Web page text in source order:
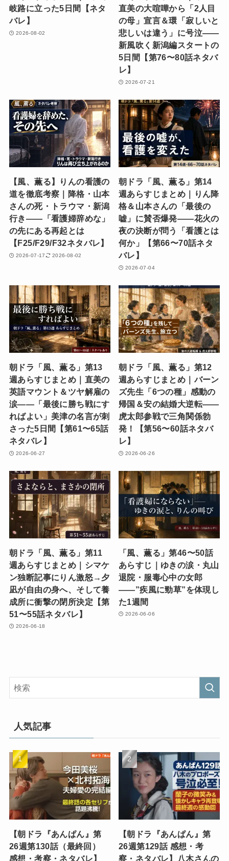
岐路に立った5日間【ネタ
バレ】
2026-08-02
直美の大喧嘩から「2人目
の母」宣言＆環「寂しいと
悲しいは違う」に号泣——
新風吹く新潟編スタートの
5日間【第76〜80話ネタバ
レ】
2026-07-21
【風、薫る】りんの看護の
道を徹底考察｜降格・山本
さんの死・トラウマ・新潟
行き——「看護婦辞めな」
の先にある再起とは
【F25/F29/F32ネタバレ】
2026-07-17 2026-08-02
朝ドラ「風、薫る」第14
週あらすじまとめ｜りん降
格＆山本さんの「最後の
嘘」に賛否爆発——花火の
夜の決断が問う「看護とは
何か」【第66〜70話ネタ
バレ】
2026-07-04
朝ドラ「風、薫る」第13
週あらすじまとめ｜直美の
英語マウント＆ツヤ解雇の
涙——「最後に勝ち戦にす
ればよい」美津の名言が刺
さった5日間【第61〜65話
ネタバレ】
2026-06-27
朝ドラ「風、薫る」第12
週あらすじまとめ｜バーン
ズ先生「6つの種」感動の
帰国＆安の結婚大逆転——
虎太郎参戦で三角関係勃
発！【第56〜60話ネタバ
レ】
2026-06-26
朝ドラ「風、薫る」第11
週あらすじまとめ｜シマケ
ン独断記事にりん激怒→夕
凪が自由の身へ、そして養
成所に衝撃の閉所決定【第
51〜55話ネタバレ】
2026-06-18
「風、薫る」第46〜50話
あらすじ｜ゆきの涙・丸山
退院・服毒心中の女郎
——”疾風に勁草”を体現し
た1週間
2026-06-06
人気記事
【朝ドラ『あんぱん』第
26週第130話（最終回）
感想・考察・ネタバレ】
【朝ドラ『あんぱん』第
26週第129話 感想・考
察・ネタバレ】八木さんの